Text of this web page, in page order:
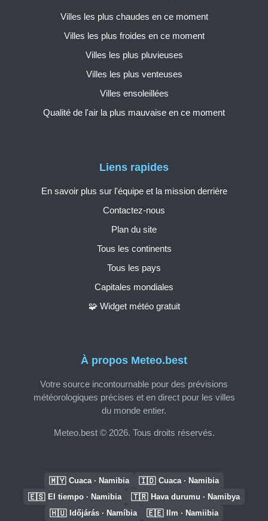
À propos Meteo.best
Votre source incontournable pour des prévisions
météorologiques précises et en direct pour les villes
du monde entier.
Meteo.best © 2026. Tous droits réservés.
Liens rapides
En savoir plus sur l'équipe et la mission derrière
Contactez-nous
Plan du site
Tous les continents
Tous les pays
Capitales mondiales
🧩 Widget météo gratuit
Villes les plus chaudes en ce moment
Villes les plus froides en ce moment
Villes les plus pluvieuses
Villes les plus venteuses
Villes ensoleillées
Qualité de l'air la plus mauvaise en ce moment
🇲🇾 Cuaca · Namibia 🇮🇩 Cuaca · Namibia
🇪🇸 El tiempo · Namibia 🇹🇷 Hava durumu · Namibya
🇭🇺 Időjárás · Namíbia 🇪🇪 Ilm · Namiibia